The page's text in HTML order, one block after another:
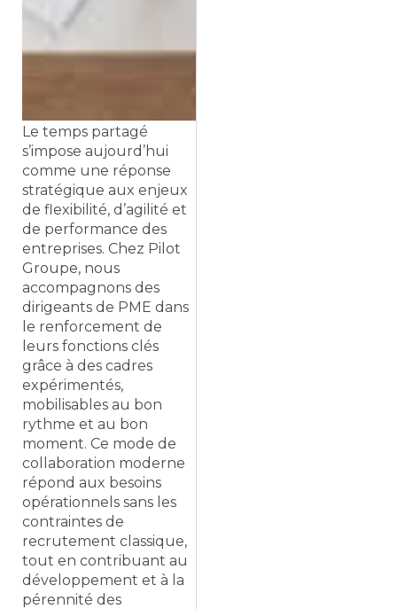
Le temps partagé
s’impose aujourd’hui
comme une réponse
stratégique aux enjeux
de flexibilité, d’agilité et
de performance des
entreprises. Chez Pilot
Groupe, nous
accompagnons des
dirigeants de PME dans
le renforcement de
leurs fonctions clés
grâce à des cadres
expérimentés,
mobilisables au bon
rythme et au bon
moment. Ce mode de
collaboration moderne
répond aux besoins
opérationnels sans les
contraintes de
recrutement classique,
tout en contribuant au
développement et à la
pérennité des